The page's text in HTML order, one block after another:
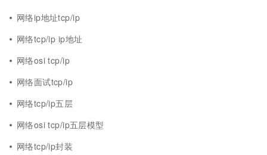
网络ip地址tcp/ip
网络tcp/ip ip地址
网络osi tcp/ip
网络面试tcp/ip
网络tcp/ip五层
网络osi tcp/ip五层模型
网络tcp/ip封装